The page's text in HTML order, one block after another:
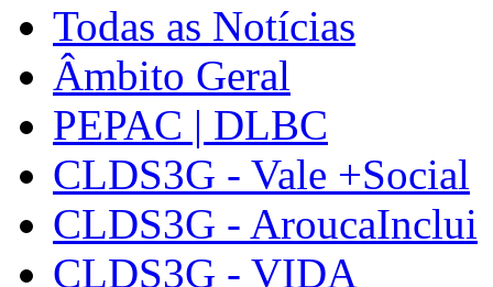
Todas as Notícias
Âmbito Geral
PEPAC | DLBC
CLDS3G - Vale +Social
CLDS3G - AroucaInclui
CLDS3G - VIDA